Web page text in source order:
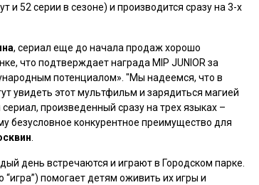
и 52 серии в сезоне) и производится сразу на 3-х
, сериал еще до начала продаж хорошо
что подтверждает награда MIP JUNIOR за
потенциалом». "Мы надеемся, что в
увидеть этот мультфильм и зарядиться магией
произведенный сразу на трех языках –
безусловное конкурентное преимущество для
день встречаются и играют в Городском парке.
помогает детям оживить их игры и